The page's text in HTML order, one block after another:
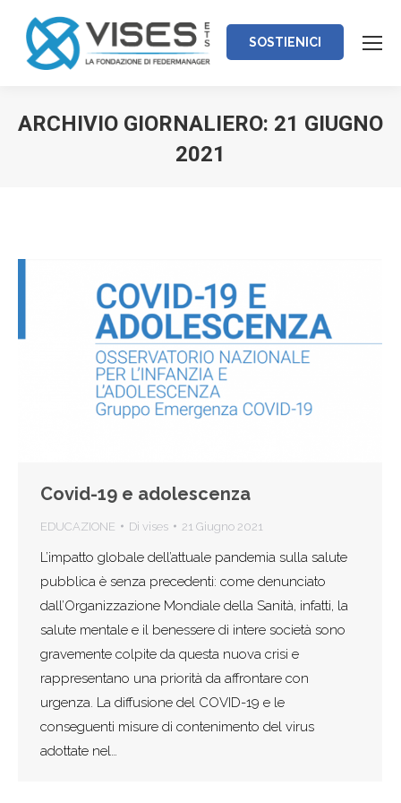
SOSTIENICI
ARCHIVIO GIORNALIERO: 21 GIUGNO
2021
Covid-19 e adolescenza
EDUCAZIONE Di vises 21 Giugno 2021
L’impatto globale dell’attuale pandemia sulla salute
pubblica è senza precedenti: come denunciato
dall’Organizzazione Mondiale della Sanità, infatti, la
salute mentale e il benessere di intere società sono
gravemente colpite da questa nuova crisi e
rappresentano una priorità da affrontare con
urgenza. La diffusione del COVID-19 e le
conseguenti misure di contenimento del virus
adottate nel…